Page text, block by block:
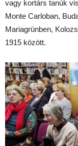
vagy kortárs tanúk
Monte Carloban,
Mariagrünben,
1915 között.